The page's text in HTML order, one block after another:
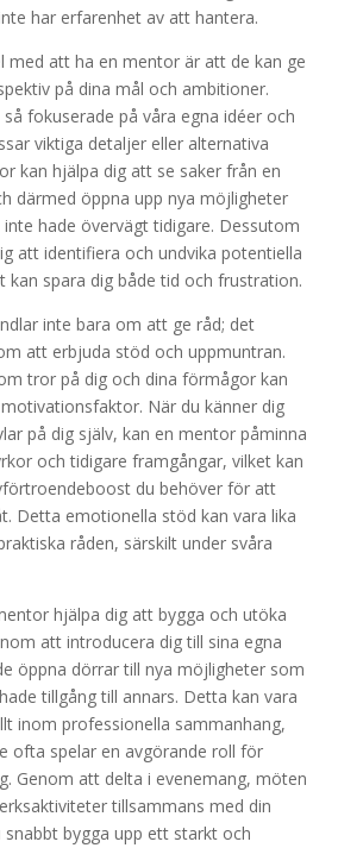
har erfarenhet av att hantera.
med att ha en mentor är att de kan ge
på dina mål och ambitioner.
så fokuserade på våra egna idéer och
viktiga detaljer eller alternativa
kan hjälpa dig att se saker från en
därmed öppna upp nya möjligheter
hade övervägt tidigare. Dessutom
att identifiera och undvika potentiella
kan spara dig både tid och frustration.
inte bara om att ge råd; det
att erbjuda stöd och uppmuntran.
tror på dig och dina förmågor kan
När du känner dig
på dig själv, kan en mentor påminna
och tidigare framgångar, vilket kan
du behöver för att
Detta emotionella stöd kan vara lika
råden, särskilt under svåra
hjälpa dig att bygga och utöka
att introducera dig till sina egna
öppna dörrar till nya möjligheter som
tillgång till annars. Detta kan vara
inom professionella sammanhang,
ofta spelar en avgörande roll för
Genom att delta i evenemang, möten
tillsammans med din
bygga upp ett starkt och